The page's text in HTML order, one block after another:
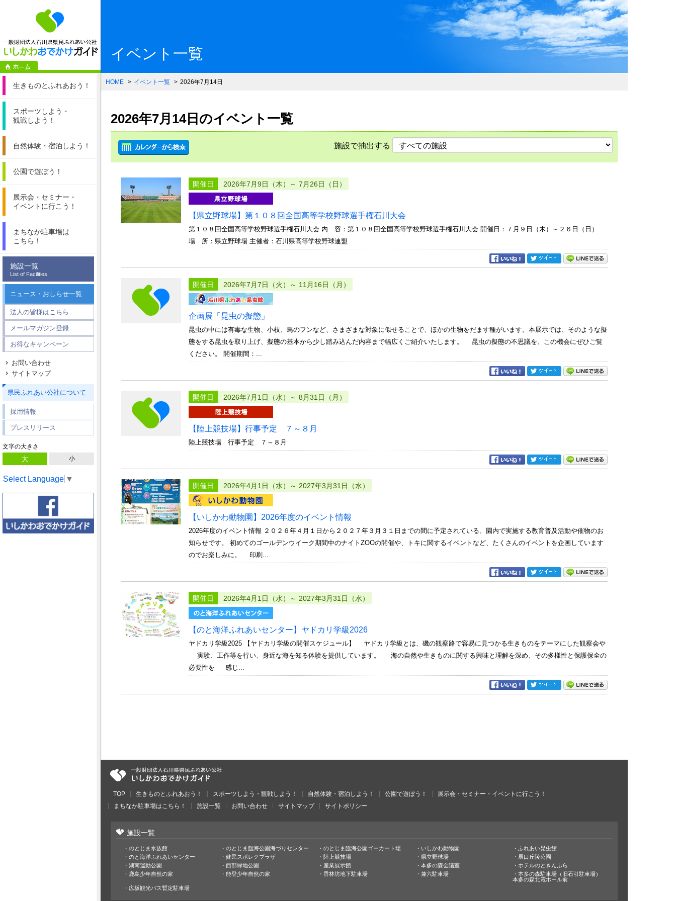
一般財団法人石川県県民ふれあい公社 いしかわおでかけガイド
生きものとふれあおう！
スポーツしよう・
観戦しよう！
自然体験・ 宿泊しよう！
公園で遊ぼう！
展示会・セミナー・
イベントに行こう！
まちなか駐車場は
こちら！
施設一覧
List of Facilities
ニュース・おしらせ一覧
法人の皆様はこちら
メールマガジン登録
お得なキャンペーン
お問い合わせ
サイトマップ
県民ふれあい公社について
採用情報
プレスリリース
文字の大きさ
大 小
Select Language ▼
イベント一覧
HOME イベント一覧 2026年7月14日
2026年7月14日のイベント一覧
施設で抽出する
開催日 2026年7月9日（木）～ 7月26日（日）
【県立野球場】第１０８回全国高等学校野球選手権石川大会
第１０８回全国高等学校野球選手権石川大会 内 容：第１０８回全国高等学校野球選手権石川大会 開催日：７月９日（木）～２６日（日）
場 所：県立野球場 主催者：石川県高等学校野球連盟
開催日 2026年7月7日（火）～ 11月16日（月）
企画展「昆虫の擬態」
昆虫の中には有毒な生物、小枝、鳥のフンなど、さまざまな対象に似せることで、ほかの生物をだます種がいます。本展示では、そのような擬
態をする昆虫を取り上げ、擬態の基本から少し踏み込んだ内容まで幅広くご紹介いたします。 昆虫の擬態の不思議を、この機会にぜひご覧
ください。 開催期間：...
開催日 2026年7月1日（水）～ 8月31日（月）
【陸上競技場】行事予定 ７～８月
陸上競技場 行事予定 ７～８月
開催日 2026年4月1日（水）～ 2027年3月31日（水）
【いしかわ動物園】2026年度のイベント情報
2026年度のイベント情報 ２０２６年４月１日から２０２７年３月３１日までの間に予定されている、園内で実施する教育普及活動や催物のお
知らせです。 初めてのゴールデンウイーク期間中のナイトZOOの開催や、トキに関するイベントなど、たくさんのイベントを企画しています
のでお楽しみに。 印刷...
開催日 2026年4月1日（水）～ 2027年3月31日（水）
【のと海洋ふれあいセンター】ヤドカリ学級2026
ヤドカリ学級2025 【ヤドカリ学級の開催スケジュール】 ヤドカリ学級とは、磯の観察路で容易に見つかる生きものをテーマにした観察会や
実験、工作等を行い、身近な海を知る体験を提供しています。 海の自然や生きものに関する興味と理解を深め、その多様性と保護保全の
必要性を 感じ...
TOP 生きものとふれあおう！ スポーツしよう・観戦しよう！ 自然体験・宿泊しよう！ 公園で遊ぼう！
展示会・セミナー・イベントに行こう！
まちなか駐車場はこちら！
施設一覧 お問い合わせ サイトマップ サイトポリシー
施設一覧
のとじま水族館 のとじま臨海公園海づりセンター のとじま臨海公園ゴーカート場 いしかわ動物園
ふれあい昆虫館
のと海洋ふれあいセンター
健民スポレクプラザ 陸上競技場 県立野球場
辰口丘陵公園
湖南運動公園
西部緑地公園 産業展示館 本多の森会議室
ホテルのときんぷら
鹿島少年自然の家
能登少年自然の家 香林坊地下駐車場 兼六駐車場
本多の森駐車場（旧石引駐車場）
本多の森北電ホール前
広坂観光バス暫定駐車場